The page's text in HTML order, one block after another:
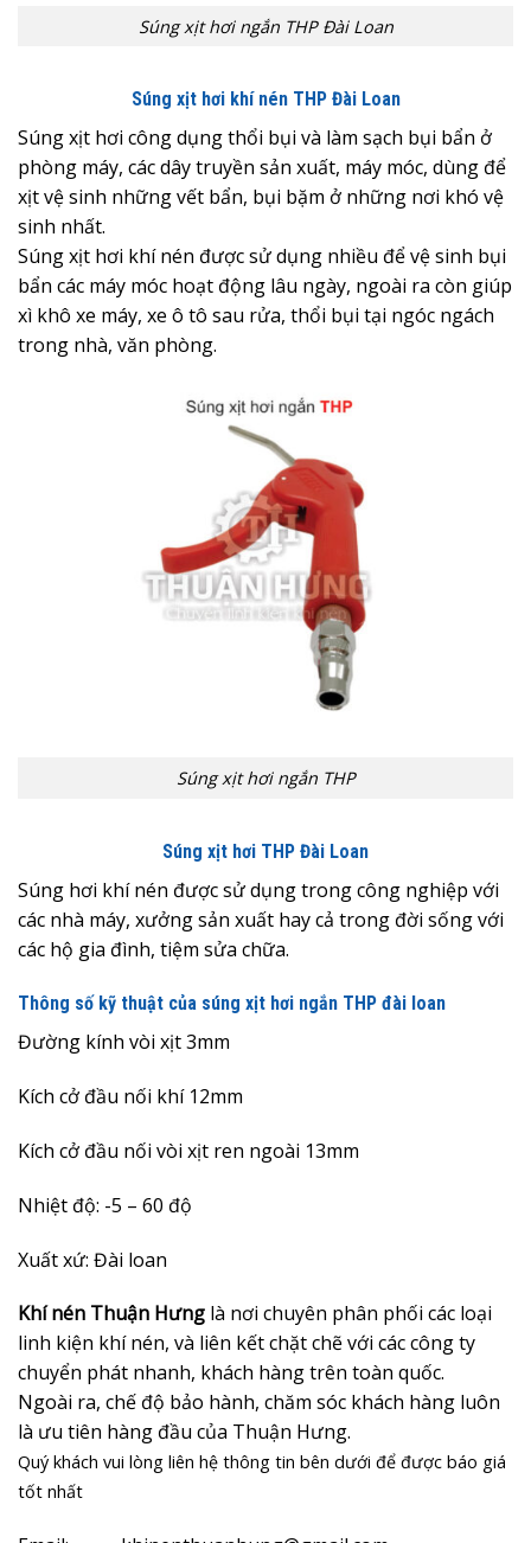
Súng xịt hơi ngắn THP Đài Loan
Súng xịt hơi khí nén THP Đài Loan
Súng xịt hơi công dụng thổi bụi và làm sạch bụi bẩn ở
phòng máy, các dây truyền sản xuất, máy móc, dùng để
xịt vệ sinh những vết bẩn, bụi bặm ở những nơi khó vệ
sinh nhất.
Súng xịt hơi khí nén được sử dụng nhiều để vệ sinh bụi
bẩn các máy móc hoạt động lâu ngày, ngoài ra còn giúp
xì khô xe máy, xe ô tô sau rửa, thổi bụi tại ngóc ngách
trong nhà, văn phòng.
Súng xịt hơi ngắn THP
Súng xịt hơi THP Đài Loan
Súng hơi khí nén được sử dụng trong công nghiệp với
các nhà máy, xưởng sản xuất hay cả trong đời sống với
các hộ gia đình, tiệm sửa chữa.
Thông số kỹ thuật của súng xịt hơi ngắn THP đài loan
Đường kính vòi xịt 3mm
Kích cở đầu nối khí 12mm
Kích cở đầu nối vòi xịt ren ngoài 13mm
Nhiệt độ: -5 – 60 độ
Xuất xứ: Đài loan
Khí nén Thuận Hưng là nơi chuyên phân phối các loại
linh kiện khí nén, và liên kết chặt chẽ với các công ty
chuyển phát nhanh, khách hàng trên toàn quốc.
Ngoài ra, chế độ bảo hành, chăm sóc khách hàng luôn
là ưu tiên hàng đầu của Thuận Hưng.
Quý khách vui lòng liên hệ thông tin bên dưới để được báo giá
tốt nhất